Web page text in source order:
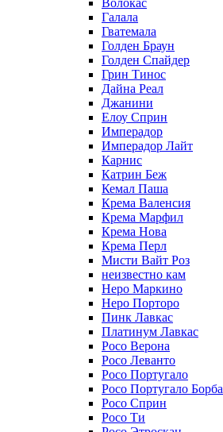
Волокас
Галала
Гватемала
Голден Браун
Голден Спайдер
Грин Тинос
Дайна Реал
Джанини
Елоу Сприн
Имперадор
Имперадор Лайт
Карнис
Катрин Беж
Кемал Паша
Крема Валенсия
Крема Марфил
Крема Нова
Крема Перл
Мисти Вайт Роз
неизвестно кам
Неро Маркино
Неро Порторо
Пинк Лавкаc
Платинум Лавкас
Росо Верона
Росо Леванто
Росо Португало
Росо Португало Борба
Росо Сприн
Росо Ти